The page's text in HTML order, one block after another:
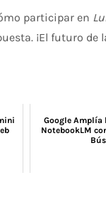
participar en
¡El futuro
Google Amplía
NotebookLM